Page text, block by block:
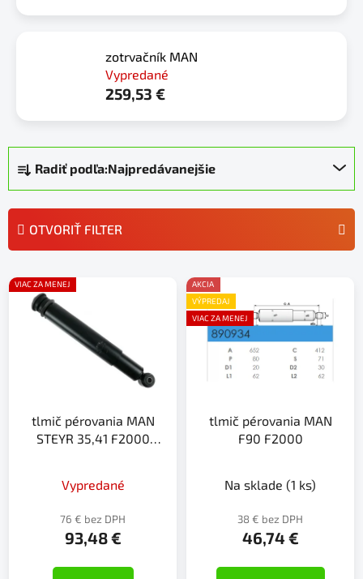
zotrvačník MAN
Vypredané
259,53 €
R
a
d
e
n
e
Radiť podľa:Najpredávanejšie
OTVORIŤ FILTER
V
ý
VIAC ZA MENEJ
tlmič pérovania MAN
STEYR 35,41 F2000
Vypredané
76 € bez DPH
93,48 €
AKCIA
VÝPREDAJ
VIAC ZA MENEJ
tlmič pérovania MAN
F90 F2000
Na sklade (1 ks)
38 € bez DPH
46,74 €